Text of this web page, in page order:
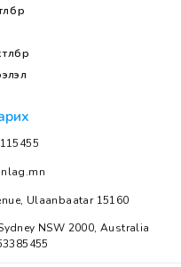
Ulaanbaatar 15160
NSW 2000, Australia